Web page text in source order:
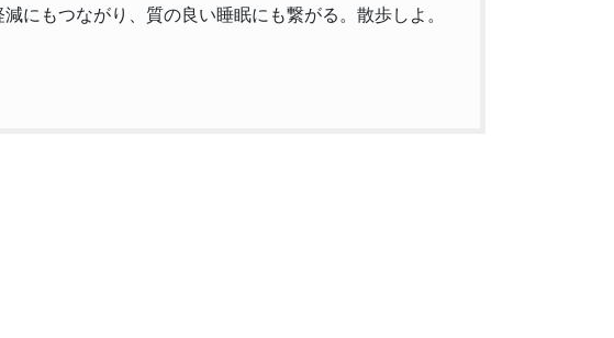
にもつながり、質の良い睡眠にも繋がる。散歩しよ。